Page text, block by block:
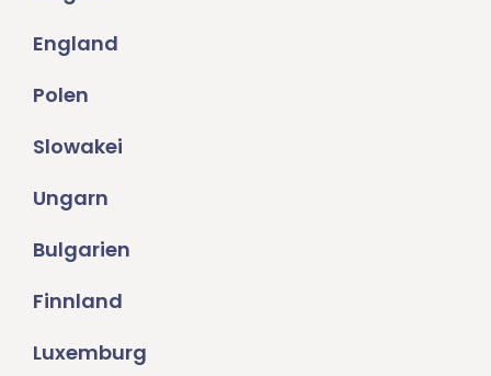
England
Polen
Slowakei
Ungarn
Bulgarien
Finnland
Luxemburg